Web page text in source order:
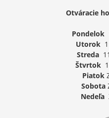
Otváracie
Pondelok
Utorok
Streda
Štvrtok
Piatok
Sobota
Nedeľa